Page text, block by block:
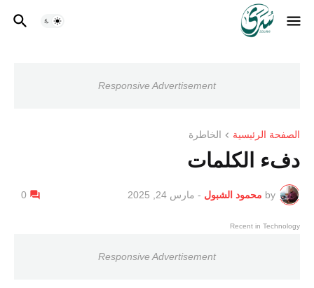
Responsive Advertisement
الصفحة الرئيسية الخاطرة
دفء الكلمات
by محمود الشبول - مارس 24, 2025 0
Recent in Technology
Responsive Advertisement